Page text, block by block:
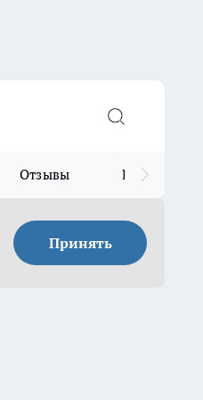
Отзывы Прайс для
Принять